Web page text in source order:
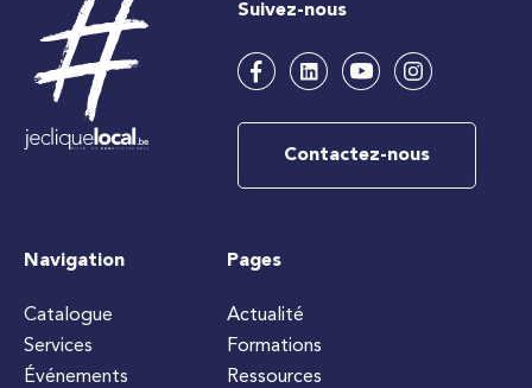
Suivez-nous
Contactez-nous
Navigation
Catalogue
Services
Événements
Pages
Actualité
Formations
Ressources